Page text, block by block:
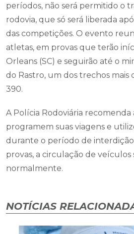
períodos, não será permitido o
rodovia, que só será liberada
das competições. O evento
atletas, em provas que terão
Orleans (SC) e seguirão até o
do Rastro, um dos trechos mais
390.
A Polícia Rodoviária recomenda
programem suas viagens e
durante o período de
provas, a circulação de veículos
normalmente.
NOTÍCIAS